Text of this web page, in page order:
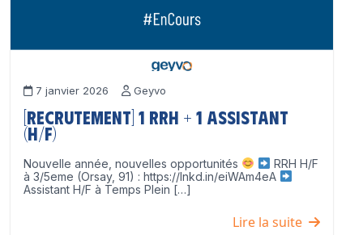
7 janvier 2026 Geyvo
[Recrutement] 1 RRH + 1 Assistant
(H/F)
Nouvelle année, nouvelles opportunités
RRH H/F
à 3/5eme (Orsay, 91) : https://lnkd.in/eiWAm4eA
Assistant H/F à Temps Plein […]
Lire la suite